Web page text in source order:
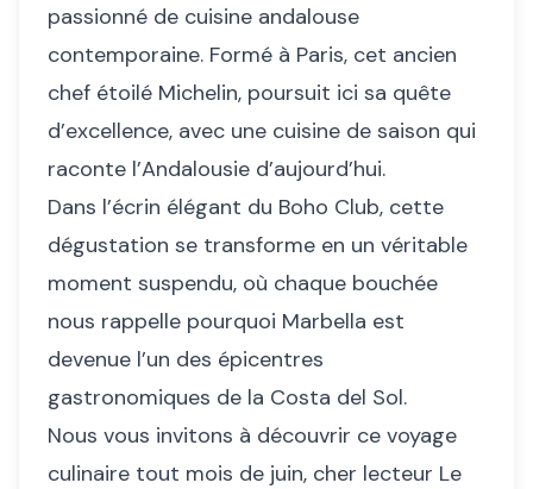
passionné de cuisine andalouse
contemporaine. Formé à Paris, cet ancien
chef étoilé Michelin, poursuit ici sa quête
d’excellence, avec une cuisine de saison qui
raconte l’Andalousie d’aujourd’hui.
Dans l’écrin élégant du Boho Club, cette
dégustation se transforme en un véritable
moment suspendu, où chaque bouchée
nous rappelle pourquoi Marbella est
devenue l’un des épicentres
gastronomiques de la Costa del Sol.
Nous vous invitons à découvrir ce voyage
culinaire tout mois de juin, cher lecteur Le